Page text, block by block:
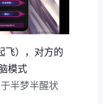
飞），对方的
模式
半梦半醒状